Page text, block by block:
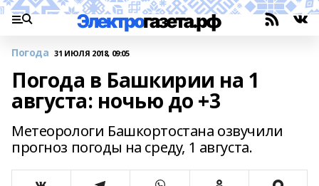
Погода 31 ИЮЛЯ 2018, 09:05
Погода в Башкирии на 1
августа: ночью до +3
Метеорологи Башкортостана озвучили
прогноз погоды на среду, 1 августа.